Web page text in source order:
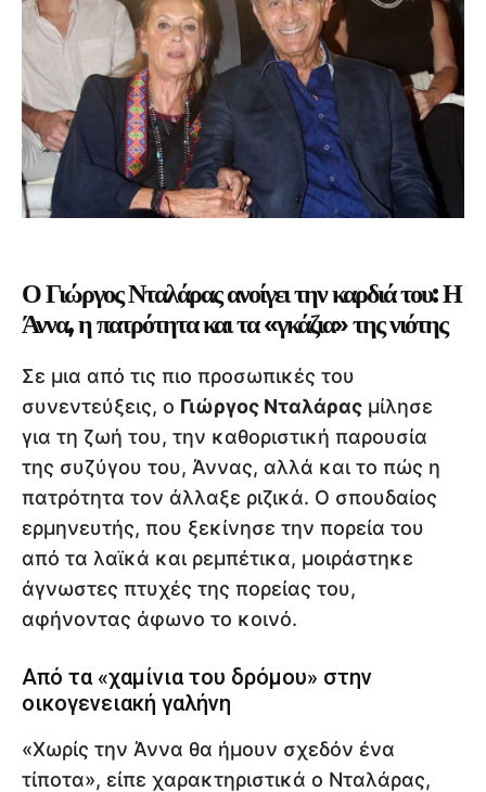
Ο Γιώργος Νταλάρας ανοίγει την καρδιά του: Η
Άννα, η πατρότητα και τα «γκάζια» της νιότης
Σε μια από τις πιο προσωπικές του
συνεντεύξεις, ο Γιώργος Νταλάρας μίλησε
για τη ζωή του, την καθοριστική παρουσία
της συζύγου του, Άννας, αλλά και το πώς η
πατρότητα τον άλλαξε ριζικά. Ο σπουδαίος
ερμηνευτής, που ξεκίνησε την πορεία του
από τα λαϊκά και ρεμπέτικα, μοιράστηκε
άγνωστες πτυχές της πορείας του,
αφήνοντας άφωνο το κοινό.
Από τα «χαμίνια του δρόμου» στην
οικογενειακή γαλήνη
«Χωρίς την Άννα θα ήμουν σχεδόν ένα
τίποτα», είπε χαρακτηριστικά ο Νταλάρας,